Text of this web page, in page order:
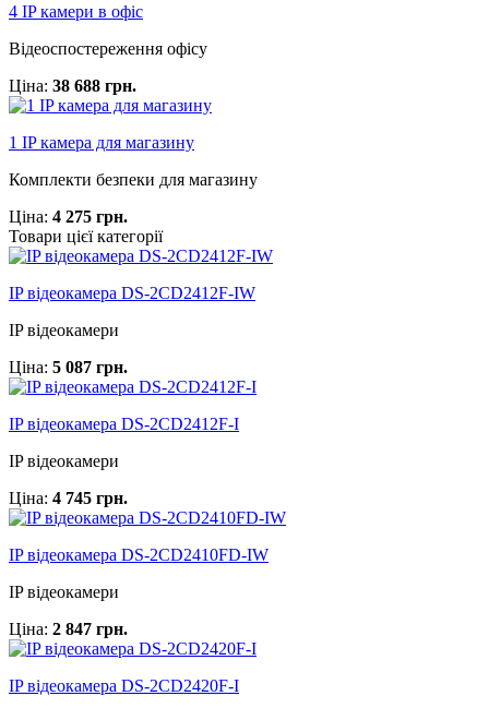
4 IP камери в офіс
Відеоспостереження офісу
Ціна: 38 688 грн.
1 IP камера для магазину
Комплекти безпеки для магазину
Ціна: 4 275 грн.
Товари цієї категорії
IP відеокамера DS-2CD2412F-IW
IP відеокамери
Ціна: 5 087 грн.
IP відеокамера DS-2CD2412F-I
IP відеокамери
Ціна: 4 745 грн.
IP відеокамера DS-2CD2410FD-IW
IP відеокамери
Ціна: 2 847 грн.
IP відеокамера DS-2CD2420F-I